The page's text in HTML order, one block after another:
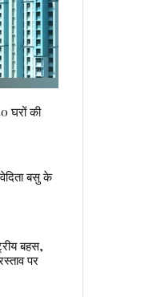
घरों की
बसु के
बहस,
पर